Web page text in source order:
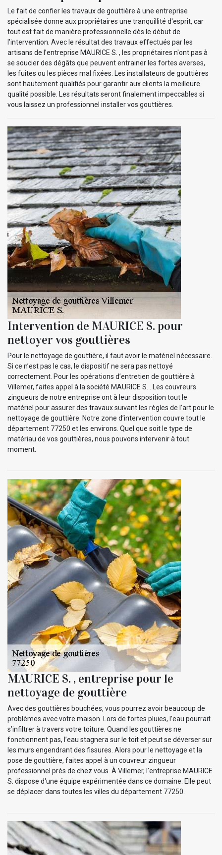
Le fait de confier les travaux de gouttière à une entreprise
spécialisée donne aux propriétaires une tranquillité d'esprit, car
tout est fait de manière professionnelle dès le début de
l’intervention. Avec le résultat des travaux effectués par les
artisans de l’entreprise MAURICE S. , les propriétaires n'ont pas à
se soucier des dégâts que peuvent entrainer les fortes averses,
les fuites ou les pièces mal fixées. Les installateurs de gouttières
sont hautement qualifiés pour garantir aux clients la meilleure
qualité possible. Les résultats seront finalement impeccables si
vous laissez un professionnel installer vos gouttières.
Intervention de MAURICE S. pour
nettoyer vos gouttières
Pour le nettoyage de gouttière, il faut avoir le matériel nécessaire.
Si ce n’est pas le cas, le dispositif ne sera pas nettoyé
correctement. Pour les opérations d’entretien de gouttière à
Villemer, faites appel à la société MAURICE S. . Les couvreurs
zingueurs de notre entreprise ont à leur disposition tout le
matériel pour assurer des travaux suivant les règles de l’art pour le
nettoyage de gouttière. Notre zone d’intervention couvre tout le
département 77250 et les environs. Quel que soit le type de
matériau de vos gouttières, nous pouvons intervenir à tout
moment.
MAURICE S. , entreprise pour le
nettoyage de gouttière
Avec des gouttières bouchées, vous pourrez avoir beaucoup de
problèmes avec votre maison. Lors de fortes pluies, l’eau pourrait
s’infiltrer à travers votre toiture. Quand les gouttières ne
fonctionnent pas, l’eau stagnera sur le toit et peut se déverser sur
les murs engendrant des fissures. Alors pour le nettoyage et la
pose de gouttière, faites appel à un couvreur zingueur
professionnel près de chez vous. À Villemer, l’entreprise MAURICE
S. dispose d'une équipe expérimentée dans ce domaine. Elle peut
se déplacer dans toutes les villes du département 77250.